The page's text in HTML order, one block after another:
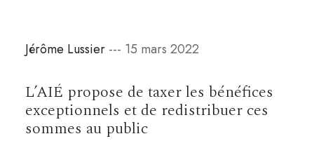
Jérôme Lussier --- 15 mars 2022
L’AIÉ propose de taxer les bénéfices
exceptionnels et de redistribuer ces
sommes au public